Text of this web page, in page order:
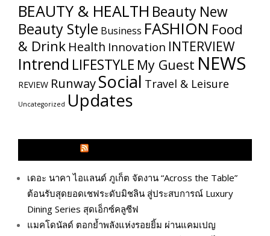
BEAUTY & HEALTH Beauty New
Beauty Style Business FASHION Food
& Drink Health Innovation INTERVIEW
Intrend LIFESTYLE My​ Guest NEWS
REVIEW RunwaySocial Travel & Leisure
Uncategorized Updates
เดอะ นาคา ไอแลนด์ ภูเก็ต จัดงาน “Across the Table”
ต้อนรับสุดยอดเชฟระดับมิชลิน สู่ประสบการณ์ Luxury
Dining Series สุดเอ็กซ์คลูซีฟ
แมคโดนัลด์ ตอกย้ำพลังแห่งรอยยิ้ม ผ่านแคมเปญ